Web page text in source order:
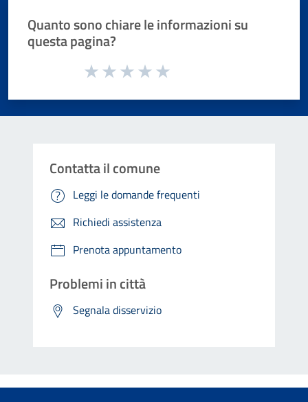
Quanto sono chiare le informazioni su
questa pagina?
Valuta da 1 a 5 stelle la pagina
Contatta il comune
Leggi le domande frequenti
Richiedi assistenza
Prenota appuntamento
Problemi in città
Segnala disservizio